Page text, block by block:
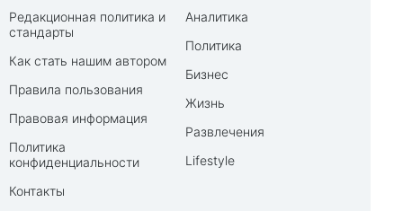
Редакционная политика и
стандарты
Как стать нашим автором
Правила пользования
Правовая информация
Политика
конфиденциальности
Контакты
Аналитика
Политика
Бизнес
Жизнь
Развлечения
Lifestyle